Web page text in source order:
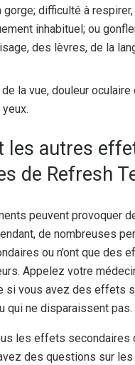
gorge; difficulté à respirer,
inhabituel; ou
des lèvres, de la
la vue, douleur
les autres
de Refresh
peuvent provoquer
de nombreuses
ou n’ont que des
Appelez votre
si vous avez des effets
qui ne disparaissent pas.
les effets secondaires
des questions sur